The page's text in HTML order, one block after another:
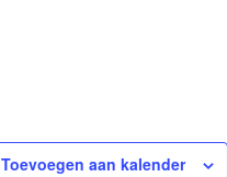
Toevoegen aan kalender